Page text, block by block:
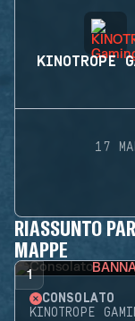
17
RIASSUNTO
MAPPE
1
CONSOLATO
KINOTROPE